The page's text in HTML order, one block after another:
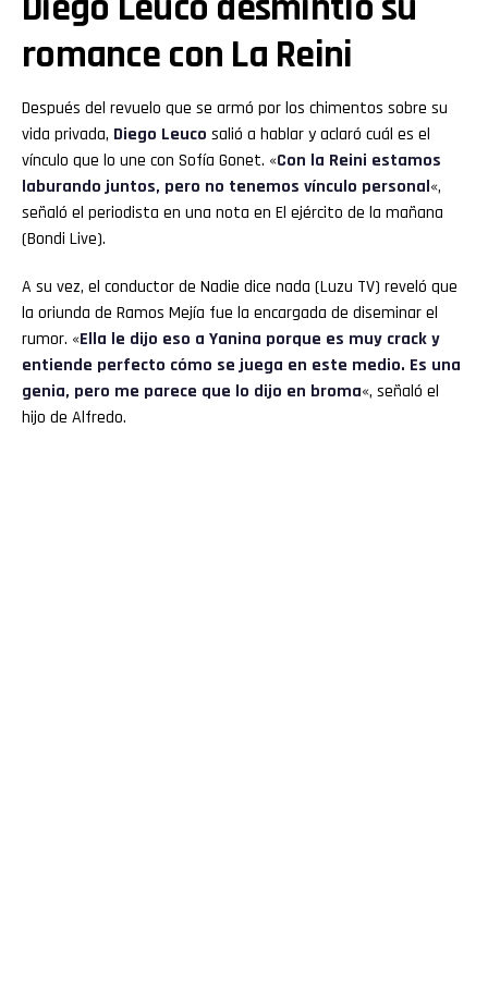
romance con La Reini
Después del revuelo que se armó por los chimentos sobre su
vida privada, Diego Leuco salió a hablar y aclaró cuál es el
vínculo que lo une con Sofía Gonet. «Con la Reini estamos
laburando juntos, pero no tenemos vínculo personal«,
señaló el periodista en una nota en El ejército de la mañana
(Bondi Live).
A su vez, el conductor de Nadie dice nada (Luzu TV) reveló que
la oriunda de Ramos Mejía fue la encargada de diseminar el
rumor. «Ella le dijo eso a Yanina porque es muy crack y
entiende perfecto cómo se juega en este medio. Es una
genia, pero me parece que lo dijo en broma«, señaló el
hijo de Alfredo.